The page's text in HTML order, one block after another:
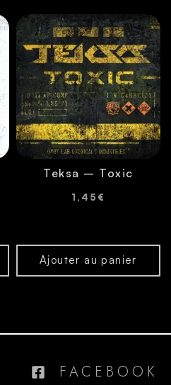
Teksa – Toxic
1,45 €
Ajouter au panier
FACEBOOK